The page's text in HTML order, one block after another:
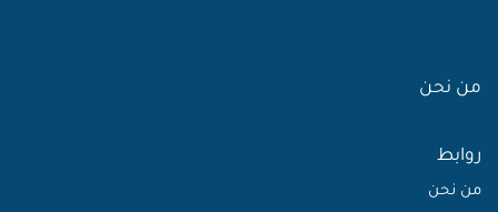
من نحن
روابط
من نحن